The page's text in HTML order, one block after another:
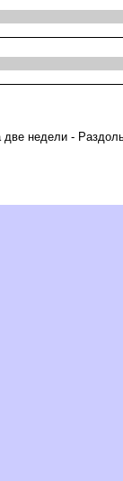
две недели -